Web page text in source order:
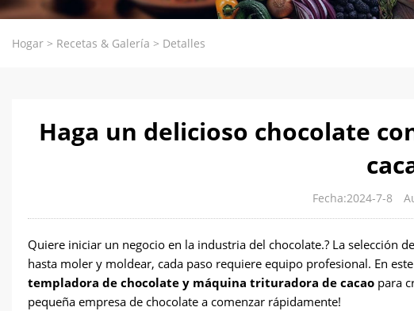
Hogar > Recetas & Galería > Detalles
Haga un delicioso chocolate
Fecha:2024-7-8
Quiere iniciar un negocio en la industria del chocolate.? La selección
hasta moler y moldear, cada paso requiere equipo profesional. En
templadora de chocolate y máquina trituradora de cacao para
pequeña empresa de chocolate a comenzar rápidamente!